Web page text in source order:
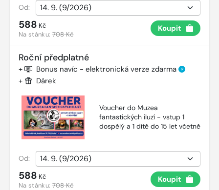
Od:
588 Kč
Na stánku:708 Kč
Koupit
Roční předplatné
+ Bonus navíc - elektronická verze zdarma ?
+ Dárek
Voucher do Muzea
fantastických iluzí - vstup 1
dospělý a 1 dítě do 15 let včetně
Od:
588 Kč
Na stánku:708 Kč
Koupit